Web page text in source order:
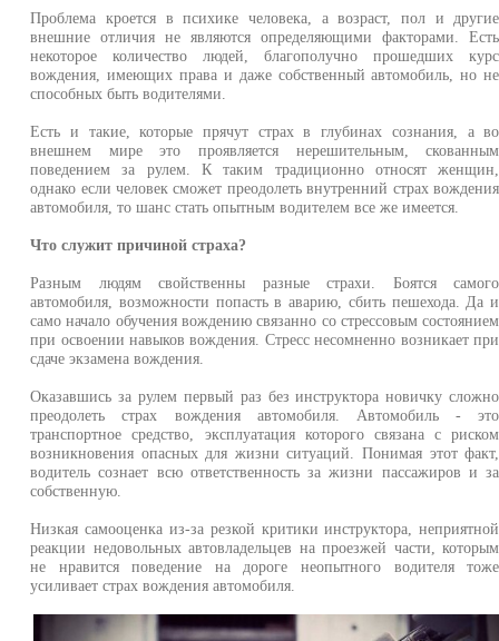
Проблема кроется в психике человека, а возраст, пол и другие
внешние отличия не являются определяющими факторами. Есть
некоторое количество людей, благополучно прошедших курс
вождения, имеющих права и даже собственный автомобиль, но не
способных быть водителями.
Есть и такие, которые прячут страх в глубинах сознания, а во
внешнем мире это проявляется нерешительным, скованным
поведением за рулем. К таким традиционно относят женщин,
однако если человек сможет преодолеть внутренний страх вождения
автомобиля, то шанс стать опытным водителем все же имеется.
Что служит причиной страха?
Разным людям свойственны разные страхи. Боятся самого
автомобиля, возможности попасть в аварию, сбить пешехода. Да и
само начало обучения вождению связанно со стрессовым состоянием
при освоении навыков вождения. Стресс несомненно возникает при
сдаче экзамена вождения.
Оказавшись за рулем первый раз без инструктора новичку сложно
преодолеть страх вождения автомобиля. Автомобиль - это
транспортное средство, эксплуатация которого связана с риском
возникновения опасных для жизни ситуаций. Понимая этот факт,
водитель сознает всю ответственность за жизни пассажиров и за
собственную.
Низкая самооценка из-за резкой критики инструктора, неприятной
реакции недовольных автовладельцев на проезжей части, которым
не нравится поведение на дороге неопытного водителя тоже
усиливает страх вождения автомобиля.